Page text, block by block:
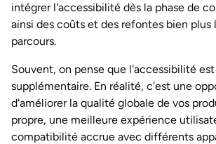
intégrer l'accessibilité dès la phase de
ainsi des coûts et des refontes bien plus
parcours.
Souvent, on pense que l'accessibilité
supplémentaire. En réalité, c'est une
d'améliorer la qualité globale de vos
propre, une meilleure expérience
compatibilité accrue avec différents